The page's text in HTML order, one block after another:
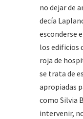
no dejar de
decía
esconderse
los edificios
roja de
se trata de
apropiadas
como Silvia
intervenir,